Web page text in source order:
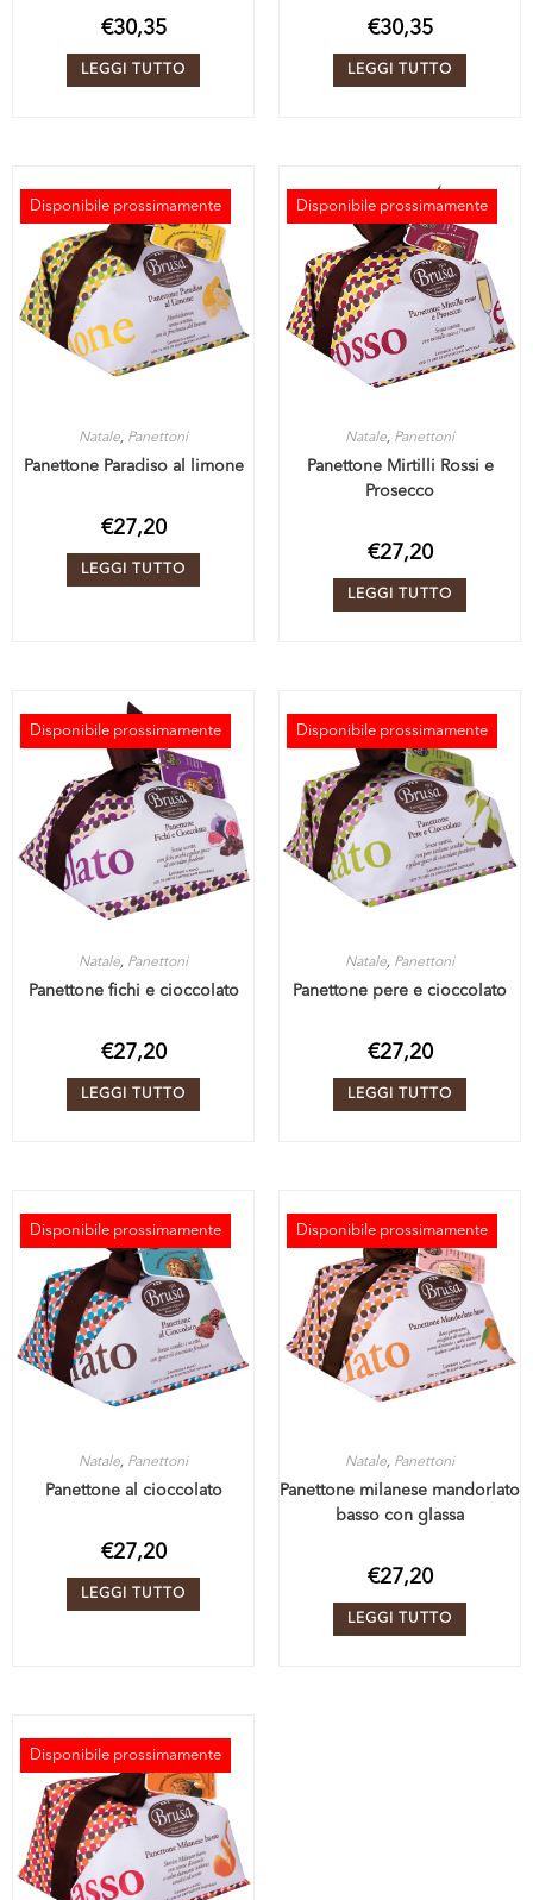
€30,35
LEGGI TUTTO
€30,35
LEGGI TUTTO
Disponibile prossimamente
ESAURITO
Natale, Panettoni
Panettone Paradiso al limone
€27,20
LEGGI TUTTO
Disponibile prossimamente
ESAURITO
Natale, Panettoni
Panettone Mirtilli Rossi e
Prosecco
€27,20
LEGGI TUTTO
Disponibile prossimamente
ESAURITO
Natale, Panettoni
Panettone fichi e cioccolato
€27,20
LEGGI TUTTO
Disponibile prossimamente
ESAURITO
Natale, Panettoni
Panettone pere e cioccolato
€27,20
LEGGI TUTTO
Disponibile prossimamente
ESAURITO
Natale, Panettoni
Panettone al cioccolato
€27,20
LEGGI TUTTO
Disponibile prossimamente
ESAURITO
Natale, Panettoni
Panettone milanese mandorlato
basso con glassa
€27,20
LEGGI TUTTO
Disponibile prossimamente
ESAURITO